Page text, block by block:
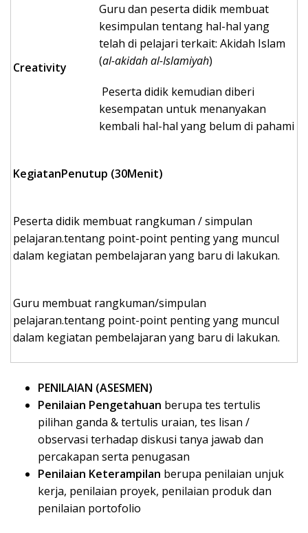
Creativity
Guru dan peserta didik membuat
kesimpulan tentang hal-hal yang
telah di pelajari terkait: Akidah Islam
(al-akidah al-Islamiyah)
Peserta didik kemudian diberi
kesempatan untuk menanyakan
kembali hal-hal yang belum di pahami
KegiatanPenutup (30Menit)
Peserta didik membuat rangkuman / simpulan
pelajaran.tentang point-point penting yang muncul
dalam kegiatan pembelajaran yang baru di lakukan.
Guru membuat rangkuman/simpulan
pelajaran.tentang point-point penting yang muncul
dalam kegiatan pembelajaran yang baru di lakukan.
PENILAIAN (ASESMEN)
Penilaian Pengetahuan berupa tes tertulis
pilihan ganda & tertulis uraian, tes lisan /
observasi terhadap diskusi tanya jawab dan
percakapan serta penugasan
Penilaian Keterampilan berupa penilaian unjuk
kerja, penilaian proyek, penilaian produk dan
penilaian portofolio